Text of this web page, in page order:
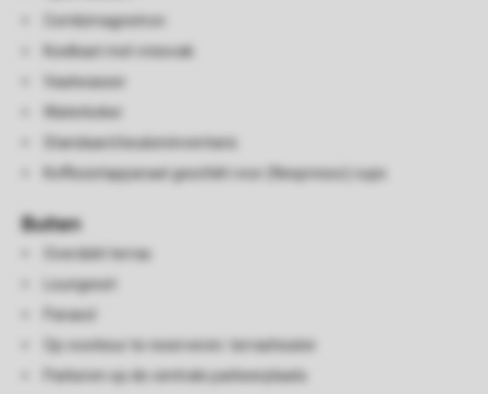
Combimagnetron
Koelkast met vriesvak
Vaatwasser
Waterkoker
Standaard keukeninventaris
Koffiezetapparaat geschikt voor (Nespresso) cups
Buiten
Overdekt terras
Loungeset
Parasol
Op voorkeur te reserveren: terrasheater
Parkeren op de centrale parkeerplaats